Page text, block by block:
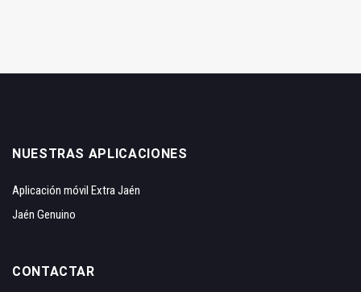
NUESTRAS APLICACIONES
Aplicación móvil Extra Jaén
Jaén Genuino
CONTACTAR